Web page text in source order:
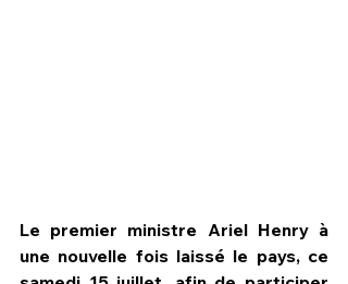
Le premier ministre Ariel Henry à
une nouvelle fois laissé le pays, ce